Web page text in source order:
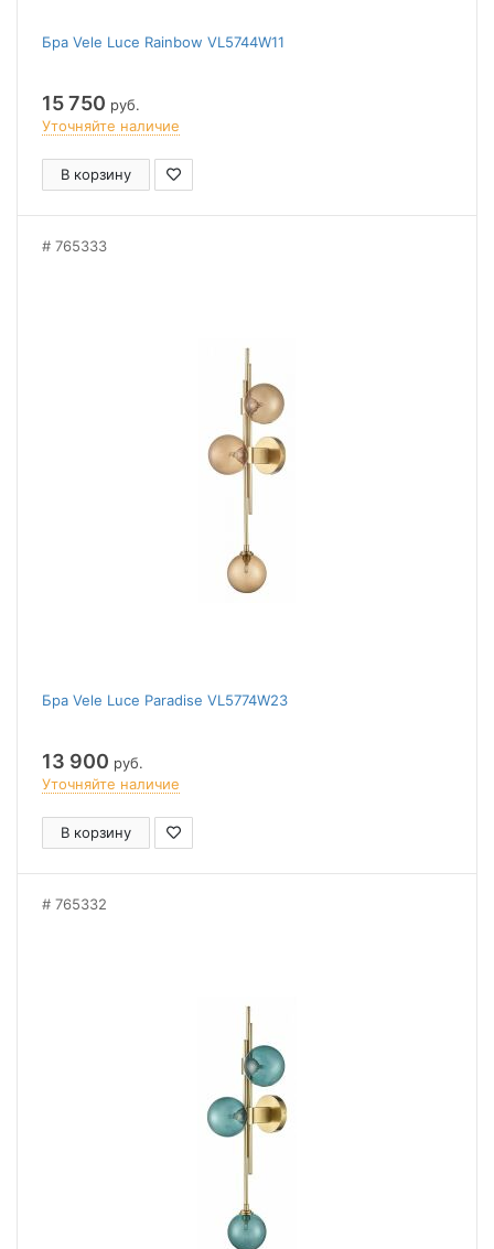
Бра Vele Luce Rainbow VL5744W11
15 750 руб.
Уточняйте наличие
В корзину
765333
Бра Vele Luce Paradise VL5774W23
13 900 руб.
Уточняйте наличие
В корзину
765332